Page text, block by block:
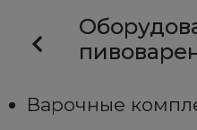
Варочные